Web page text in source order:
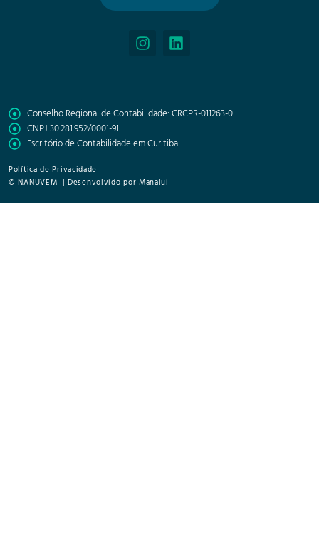
Conselho Regional de Contabilidade: CRCPR-011263-0
CNPJ 30.281.952/0001-91
Escritório de Contabilidade em Curitiba
Política de Privacidade
© NANUVEM | Desenvolvido por Manalui